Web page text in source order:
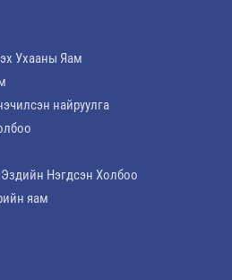
Ухааны Яам
найруулга
Нэгдсэн Холбоо
яам